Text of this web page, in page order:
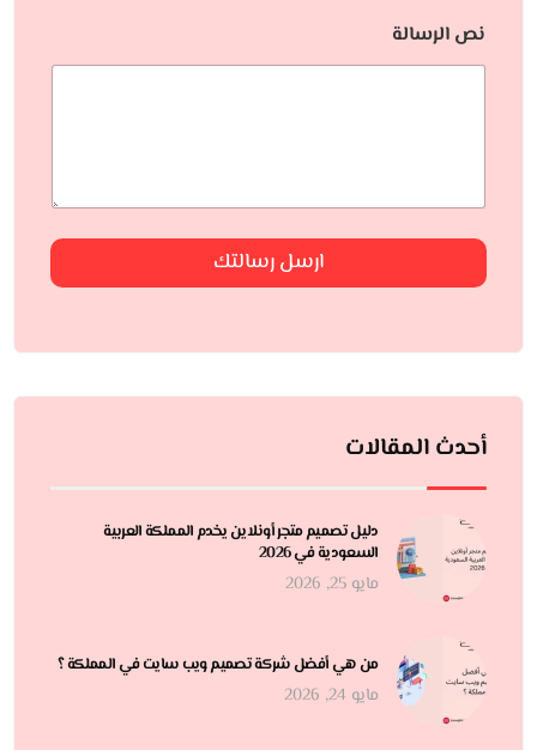
نص الرسالة
ارسل رسالتك
أحدث المقالات
دليل تصميم متجر أونلاين يخدم المملكة العربية
السعودية في 2026
مايو 25, 2026
من هي أفضل شركة تصميم ويب سايت في المملكة ؟
مايو 24, 2026